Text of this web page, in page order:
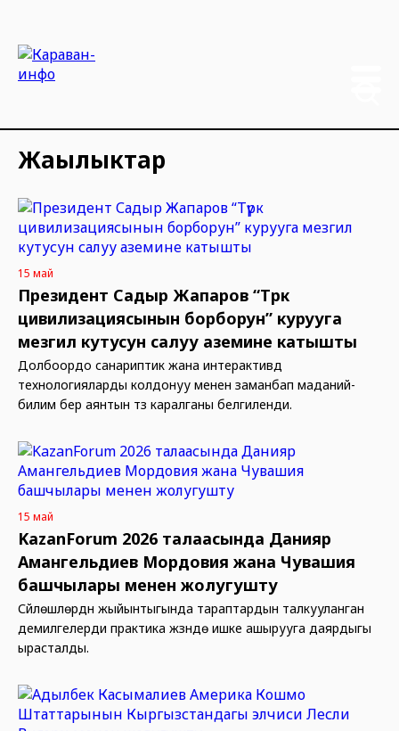
Жаңылыктар
15 май
Президент Садыр Жапаров “Түрк
цивилизациясынын борборун” курууга
мезгил кутусун салуу аземине катышты
Долбоордо санариптик жана интерактивдүү
технологияларды колдонуу менен заманбап маданий-
билим берүү аянтын түзүү каралганы белгиленди.
15 май
KazanForum 2026 талаасында Данияр
Амангельдиев Мордовия жана Чувашия
башчылары менен жолугушту
Сүйлөшүүлөрдүн жыйынтыгында тараптардын талкууланган
демилгелерди практика жүзүндө ишке ашырууга даярдыгы
ырасталды.